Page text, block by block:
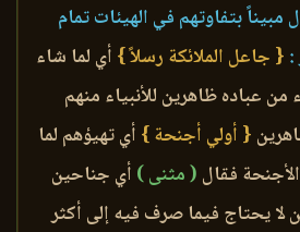
مبيناً بتفاوتهم في الهيئات تمام
: { جاعل الملائكة رسلاً } أي لما شاء
عباده ظاهرين للأنبياء منهم
{ أولي أجنحة } أي تهيؤهم لما
فقال ( مثنى ) أي جناحين
لا يحتاج فيما صرف فيه إلى أكثر